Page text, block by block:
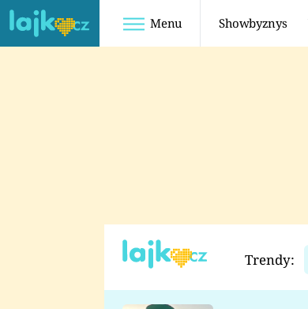
Menu Showbyznys
TADEÁŠ
DATEL
Trendy: